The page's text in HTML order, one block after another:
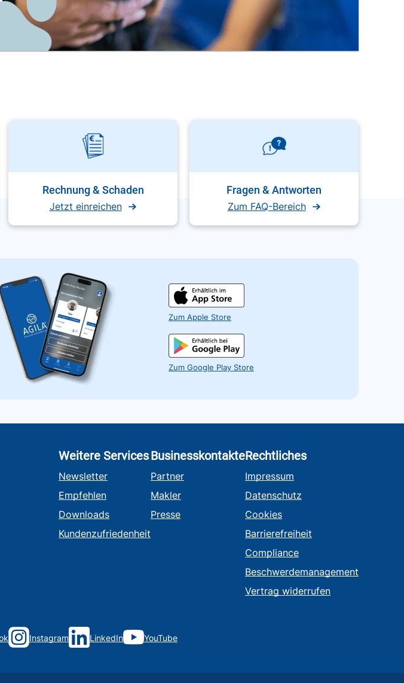
Rechnung & Schaden
Jetzt einreichen
Fragen & Antworten
Zum FAQ-Bereich
Zum Apple Store
Zum Google Play Store